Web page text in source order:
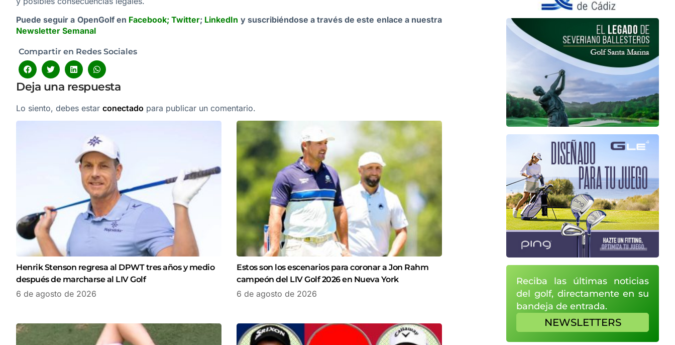
Puede seguir a OpenGolf en Facebook; Twitter; LinkedIn y suscribiéndose a través de este enlace a nuestra
Newsletter Semanal
Compartir en Redes Sociales
Deja una respuesta
Lo siento, debes estar conectado para publicar un comentario.
Henrik Stenson regresa al DPWT tres años y medio
después de marcharse al LIV Golf
6 de agosto de 2026
Estos son los escenarios para coronar a Jon Rahm
campeón del LIV Golf 2026 en Nueva York
6 de agosto de 2026
Reciba las últimas noticias
del golf, directamente en su
bandeja de entrada.
NEWSLETTERS